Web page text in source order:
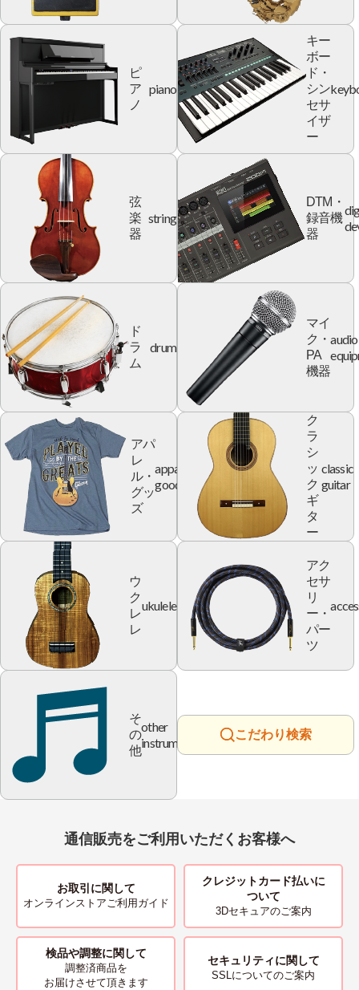
ピ
ア
ノ
piano
キー
ボー
ド・
シン
セサ
イザ
ー
弦
楽
器
string
DTM・
録音機
器
ド
ラ
ム
drum
マイ
ク・
PA
機器
audio
アパ
レ
ル・
グッ
ズ
apparel
goods
ク
ラ
シ
ッ
ク
ギ
タ
ー
classic
guitar
ウ
ク
レ
レ
ukulele
アク
セサ
リ
ー・
パー
ツ
そ
の
他
other
instrument
こだわり検索
通信販売をご利用いただくお客様へ
お取引に関して
オンラインストアご利用ガイド
クレジットカード払いに
ついて
3Dセキュアのご案内
検品や調整に関して
調整済商品を
お届けさせて頂きます
セキュリティに関して
SSLについてのご案内